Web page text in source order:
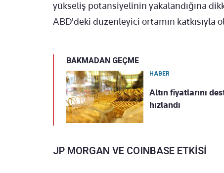
yükseliş potansiyelinin yakalandığına
ABD'deki düzenleyici ortamın
BAKMADAN GEÇME
HABER
Altın fiyatlarını
hızlandı
JP MORGAN VE COINBASE ETKİSİ